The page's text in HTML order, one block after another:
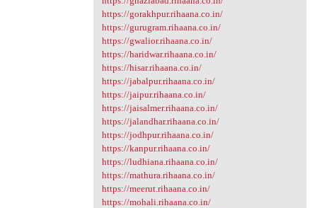
https://gorakhpur.rihaana.co.in/
https://gurugram.rihaana.co.in/
https://gwalior.rihaana.co.in/
https://haridwar.rihaana.co.in/
https://hisar.rihaana.co.in/
https://jabalpur.rihaana.co.in/
https://jaipur.rihaana.co.in/
https://jaisalmer.rihaana.co.in/
https://jalandhar.rihaana.co.in/
https://jodhpur.rihaana.co.in/
https://kanpur.rihaana.co.in/
https://ludhiana.rihaana.co.in/
https://mathura.rihaana.co.in/
https://meerut.rihaana.co.in/
https://mohali.rihaana.co.in/